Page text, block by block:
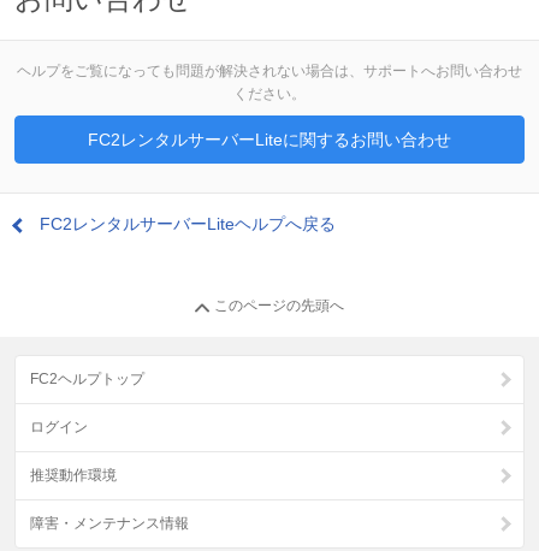
ヘルプをご覧になっても問題が解決されない場合は、サポートへお問い合わせ
ください。
FC2レンタルサーバーLiteに関するお問い合わせ
FC2レンタルサーバーLiteヘルプへ戻る
このページの先頭へ
FC2ヘルプトップ
ログイン
推奨動作環境
障害・メンテナンス情報